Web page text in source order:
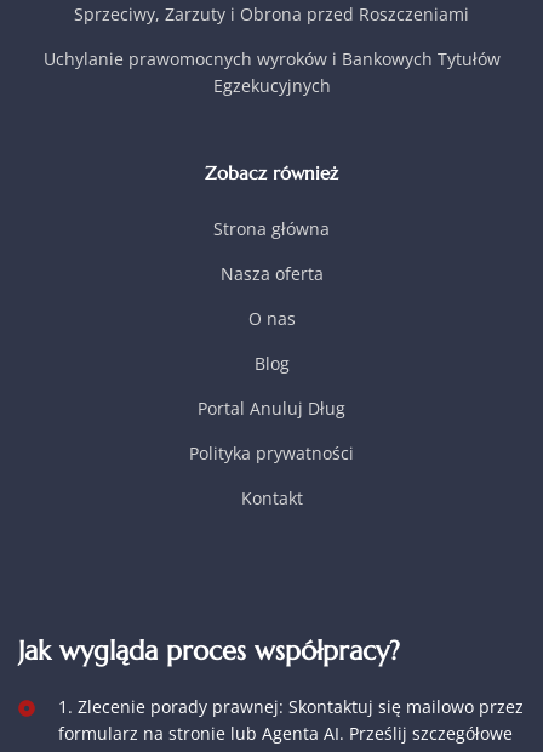
Sprzeciwy, Zarzuty i Obrona przed Roszczeniami
Uchylanie prawomocnych wyroków i Bankowych Tytułów
Egzekucyjnych
Zobacz również
Strona główna
Nasza oferta
O nas
Blog
Portal Anuluj Dług
Polityka prywatności
Kontakt
Jak wygląda proces współpracy?
1. Zlecenie porady prawnej: Skontaktuj się mailowo przez
formularz na stronie lub Agenta AI. Prześlij szczegółowe